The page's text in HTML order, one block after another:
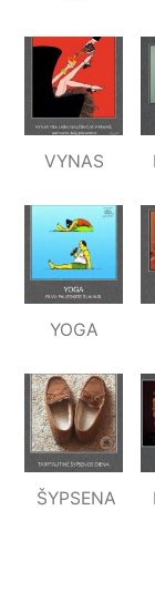
VYNAS
YOGA
ŠYPSENA